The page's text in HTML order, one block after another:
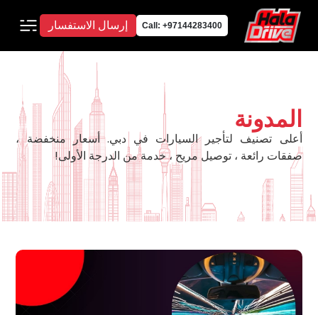
Call: +97144283400 إرسال الاستفسار
المدونة
أعلى تصنيف لتأجير السيارات في دبي. أسعار منخفضة ،
صفقات رائعة ، توصيل مريح ، خدمة من الدرجة الأولى!